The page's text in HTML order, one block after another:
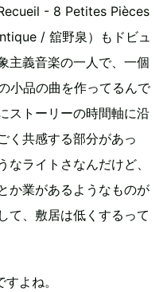
- 8 Petites Pièces
/ 舘野泉）もドビュ
主義音楽の一人で、一個
小品の曲を作ってるんで
ストーリーの時間軸に沿
く共感する部分があっ
ライトさなんだけど、
か業があるようなものが
て、敷居は低くするって
よね。